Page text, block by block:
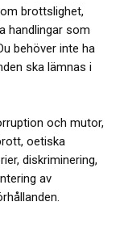
brottslighet,
handlingar som
behöver inte ha
ska lämnas i
och mutor,
oetiska
diskriminering,
av